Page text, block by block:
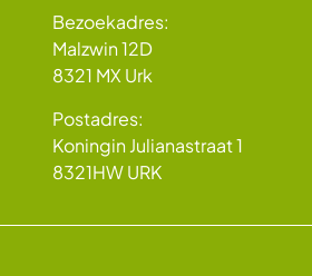
Bezoekadres:
Malzwin 12D
8321 MX Urk
Postadres:
Koningin Julianastraat 1
8321HW URK